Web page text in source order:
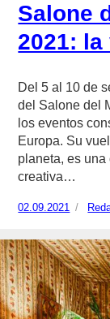
Salone
2021:
Del 5 al 10 de
del Salone del
los eventos
Europa. Su
planeta, es
creativa…
Publicado
02.09.2021